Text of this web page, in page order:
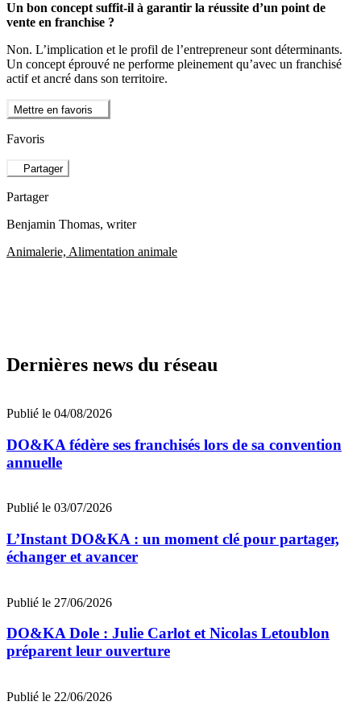
Un bon concept suffit-il à garantir la réussite d’un point de
vente en franchise ?
Non. L’implication et le profil de l’entrepreneur sont déterminants.
Un concept éprouvé ne performe pleinement qu’avec un franchisé
actif et ancré dans son territoire.
Mettre en favoris
Favoris
Partager
Partager
Benjamin Thomas, writer
Animalerie, Alimentation animale
Dernières news du réseau
Publié le 04/08/2026
DO&KA fédère ses franchisés lors de sa convention
annuelle
Publié le 03/07/2026
L’Instant DO&KA : un moment clé pour partager,
échanger et avancer
Publié le 27/06/2026
DO&KA Dole : Julie Carlot et Nicolas Letoublon
préparent leur ouverture
Publié le 22/06/2026